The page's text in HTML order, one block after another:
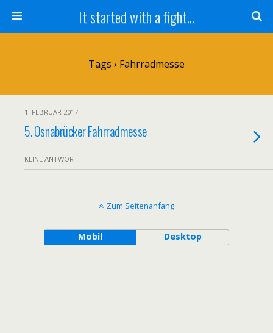
It started with a fight...
Tags › Fahrradmesse
1. FEBRUAR 2017
5. Osnabrücker Fahrradmesse
KEINE ANTWORT
Zum Seitenanfang
Mobil Desktop